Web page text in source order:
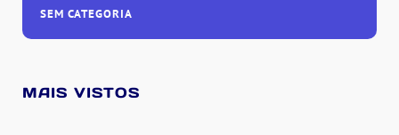
SEM CATEGORIA
MAIS VISTOS